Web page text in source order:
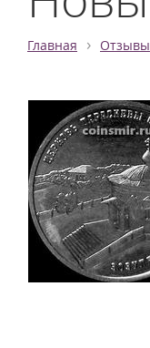
Главная › Отзывы